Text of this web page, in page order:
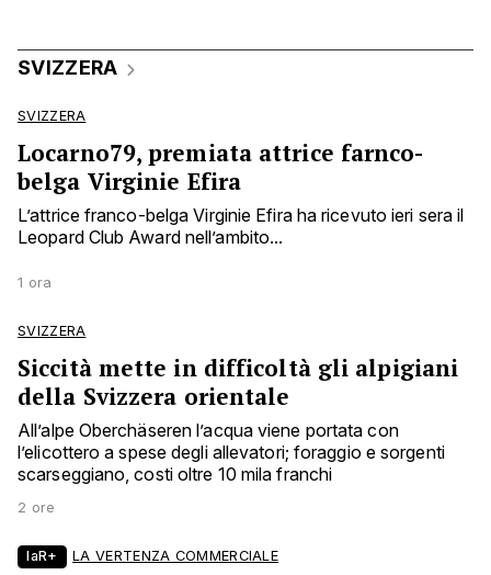
SVIZZERA
SVIZZERA
Locarno79, premiata attrice farnco-
belga Virginie Efira
L’attrice franco-belga Virginie Efira ha ricevuto ieri sera il
Leopard Club Award nell’ambito...
1 ora
SVIZZERA
Siccità mette in difficoltà gli alpigiani
della Svizzera orientale
All’alpe Oberchäseren l’acqua viene portata con
l’elicottero a spese degli allevatori; foraggio e sorgenti
scarseggiano, costi oltre 10 mila franchi
2 ore
laR+ LA VERTENZA COMMERCIALE